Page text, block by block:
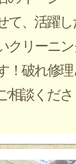
て、活躍し
クリーニ
！破れ修理
相談くださ